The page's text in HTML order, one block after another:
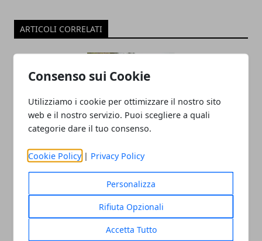
Consenso sui Cookie
Utilizziamo i cookie per ottimizzare il nostro sito
web e il nostro servizio. Puoi scegliere a quali
categorie dare il tuo consenso.
Cookie Policy | Privacy Policy
Personalizza
Rifiuta Opzionali
Accetta Tutto
ARTICOLI CORRELATI
Operatore ecologico: cosa c'è da sapere
sul tema sicurezza
27/12/2024